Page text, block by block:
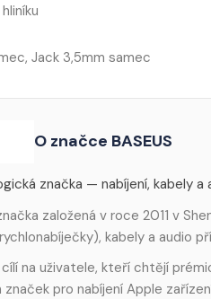
Jack 3,5mm samec
O značce BASEUS
značka — nabíjení, kabely a
založená v roce 2011 v
kabely a audio
na uživatele, kteří chtějí
pro nabíjení Apple